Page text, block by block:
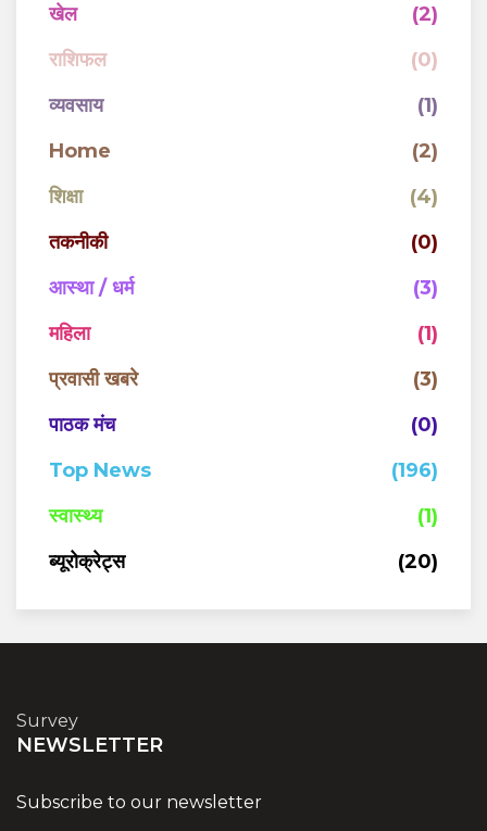
खेल
(2)
राशिफल
(0)
व्यवसाय
(1)
Home
(2)
शिक्षा
(4)
तकनीकी
(0)
आस्था / धर्म
(3)
महिला
(1)
प्रवासी खबरे
(3)
पाठक मंच
(0)
Top News
(196)
स्वास्थ्य
(1)
ब्यूरोक्रेट्स
(20)
Survey
NEWSLETTER
Subscribe to our newsletter